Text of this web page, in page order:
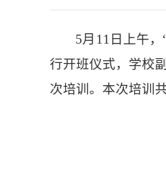
5月11日上午
行开班仪式，学校
次培训。本次培训